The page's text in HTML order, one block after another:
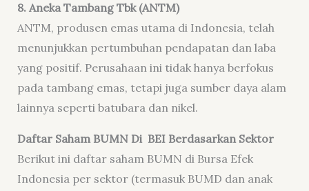
8. Aneka Tambang Tbk (ANTM)
ANTM, produsen emas utama di Indonesia, telah
menunjukkan pertumbuhan pendapatan dan laba
yang positif. Perusahaan ini tidak hanya berfokus
pada tambang emas, tetapi juga sumber daya alam
lainnya seperti batubara dan nikel.
Daftar Saham BUMN Di BEI Berdasarkan Sektor
Berikut ini daftar saham BUMN di Bursa Efek
Indonesia per sektor (termasuk BUMD dan anak